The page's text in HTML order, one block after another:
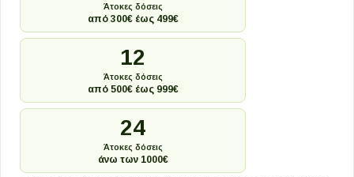
Άτοκες δόσεις
από 300€ έως 499€
12
Άτοκες δόσεις
από 500€ έως 999€
24
Άτοκες δόσεις
άνω των 1000€